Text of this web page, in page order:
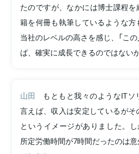
たのですが、なかには博士課程
籍を何冊も執筆しているような
当社のレベルの高さを感じ、「こ
ば、確実に成長できるのではない
山田
もともと我々のようなITソ
言えば、収入は安定しているが
というイメージがありました。
所定労働時間が7時間だったのは